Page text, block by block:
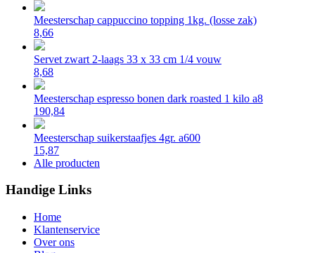
Meesterschap cappuccino topping 1kg. (losse zak)
8,66
Servet zwart 2-laags 33 x 33 cm 1/4 vouw
8,68
Meesterschap espresso bonen dark roasted 1 kilo a8
190,84
Meesterschap suikerstaafjes 4gr. a600
15,87
Alle producten
Handige Links
Home
Klantenservice
Over ons